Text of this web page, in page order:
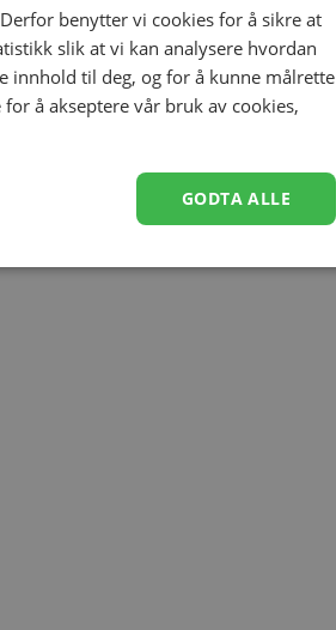
lene deg
benytter vi cookies for å sikre at
slik at vi kan analysere hvordan
innhold til deg, og for å kunne målrette
å akseptere vår bruk av cookies,
GODTA ALLE